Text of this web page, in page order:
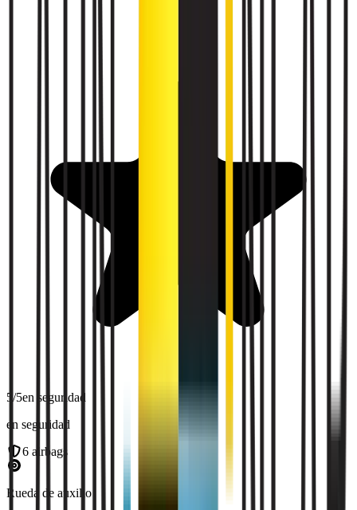
5 /5en seguridad
en seguridad
6 airbags
Rueda de auxilio